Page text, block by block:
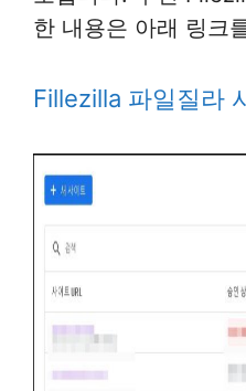
한 내용은 아래 링크
Fillezilla 파일질라